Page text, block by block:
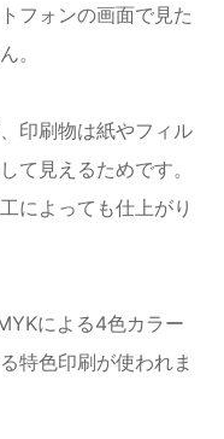
フォンの画面で見た
。
印刷物は紙やフィル
て見えるためです。
によっても仕上がり
による4色カラー
特色印刷が使われま